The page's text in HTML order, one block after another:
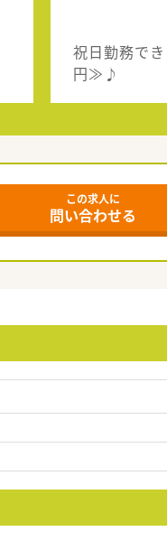
祝日勤務で
円≫♪
この求人に
問い合わせる